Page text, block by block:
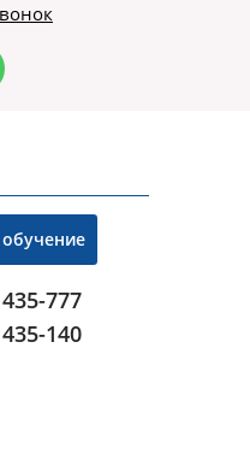
обучение
777
140